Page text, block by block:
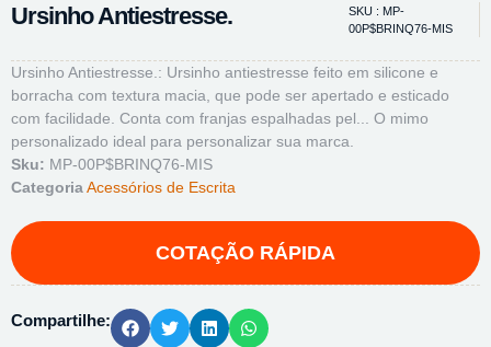
Ursinho Antiestresse.
SKU : MP-
00P$BRINQ76-MIS
Ursinho Antiestresse.: Ursinho antiestresse feito em silicone e
borracha com textura macia, que pode ser apertado e esticado
com facilidade. Conta com franjas espalhadas pel... O mimo
personalizado ideal para personalizar sua marca.
Sku: MP-00P$BRINQ76-MIS
CategoriaAcessórios de Escrita
Compartilhe: